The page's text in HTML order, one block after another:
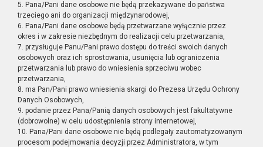
5. Pana/Pani dane osobowe nie będą przekazywane do państwa
trzeciego ani do organizacji międzynarodowej,
6. Pana/Pani dane osobowe będą przetwarzane wyłącznie przez
okres i w zakresie niezbędnym do realizacji celu przetwarzania,
7. przysługuje Panu/Pani prawo dostępu do treści swoich danych
osobowych oraz ich sprostowania, usunięcia lub ograniczenia
przetwarzania lub prawo do wniesienia sprzeciwu wobec
przetwarzania,
8. ma Pan/Pani prawo wniesienia skargi do Prezesa Urzędu Ochrony
Danych Osobowych,
9. podanie przez Pana/Panią danych osobowych jest fakultatywne
(dobrowolne) w celu udostępnienia strony internetowej,
10. Pana/Pani dane osobowe nie będą podlegały zautomatyzowanym
procesom podejmowania decyzji przez Administratora, w tym